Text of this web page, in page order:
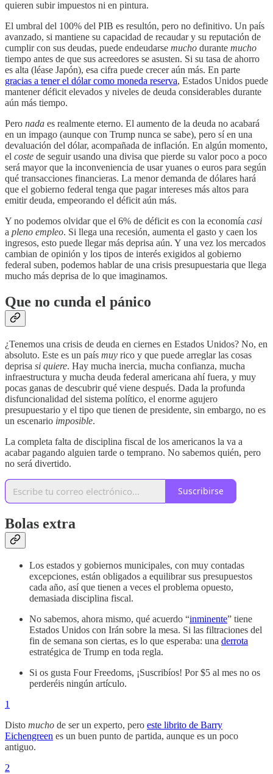
quieren subir impuestos ni en pintura.
El umbral del 100% del PIB es resultón, pero no definitivo. Un país
avanzado, si mantiene su capacidad de recaudar y su reputación de
cumplir con sus deudas, puede endeudarse mucho durante mucho
tiempo antes de que sus acreedores se asusten. Si su tasa de ahorro
es alta (léase Japón), esa cifra puede crecer aún más. En parte
gracias a tener el dólar como moneda reserva, Estados Unidos puede
mantener déficit elevados y niveles de deuda considerables durante
aún más tiempo.
Pero nada es realmente eterno. El aumento de la deuda no acabará
en un impago (aunque con Trump nunca se sabe), pero sí en una
devaluación del dólar, acompañada de inflación. En algún momento,
el coste de seguir usando una divisa que pierde su valor poco a poco
será mayor que la inconveniencia de usar yuanes o euros para según
qué transacciones financieras. La menor demanda de dólares hará
que el gobierno federal tenga que pagar intereses más altos para
emitir deuda, empeorando el déficit aún más.
Y no podemos olvidar que el 6% de déficit es con la economía casi
a pleno empleo. Si llega una recesión, aumenta el gasto y caen los
ingresos, esto puede llegar más deprisa aún. Y una vez los mercados
cambian de opinión y los tipos de interés exigidos al gobierno
federal suben, podemos hablar de una crisis presupuestaria que llega
mucho más deprisa de lo que imaginamos.
Que no cunda el pánico
¿Tenemos una crisis de deuda en ciernes en Estados Unidos? No, en
absoluto. Este es un país muy rico y que puede arreglar las cosas
deprisa si quiere. Hay mucha inercia, mucha confianza, mucha
infraestructura y mucha deuda federal americana ahí fuera, y muy
pocas ganas de descubrir qué viene después. Dada la profunda
disfuncionalidad del sistema político, el enorme agujero
presupuestario y el tipo que tienen de presidente, sin embargo, no es
un escenario imposible.
La completa falta de disciplina fiscal de los americanos la va a
acabar pagando alguien tarde o temprano. No sabemos quién, pero
no será divertido.
Suscribirse
Bolas extra
Los estados y gobiernos municipales, con muy contadas
excepciones, están obligados a equilibrar sus presupuestos
cada año, así que tienen a veces el problema opuesto,
demasiada disciplina fiscal.
No sabemos, ahora mismo, qué acuerdo “inminente” tiene
Estados Unidos con Irán sobre la mesa. Si las filtraciones del
fin de semana son ciertas, es lo que esperaba: una derrota
estratégica de Trump en toda regla.
Si os gusta Four Freedoms, ¡Suscribíos! Por $5 al mes no os
perderéis ningún artículo.
1
Disto mucho de ser un experto, pero este librito de Barry
Eichengreen es un buen punto de partida, aunque es un poco
antiguo.
2